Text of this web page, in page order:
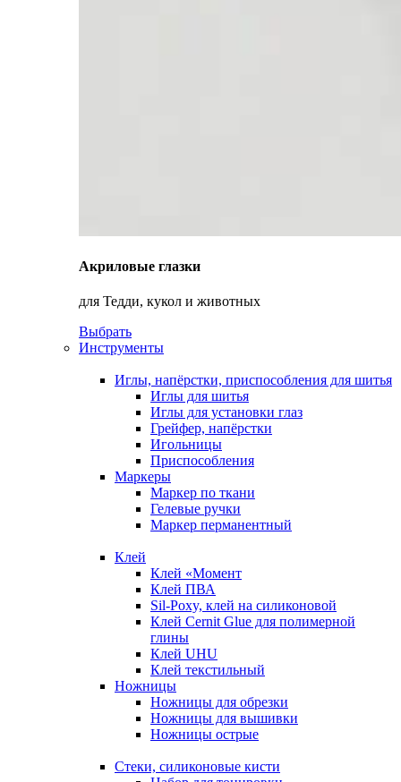
Акриловые глазки
для Тедди, кукол и животных
Выбрать
Инструменты
Иглы, напёрстки, приспособления для шитья
Иглы для шитья
Иглы для установки глаз
Грейфер, напёрстки
Игольницы
Приспособления
Маркеры
Маркер по ткани
Гелевые ручки
Маркер перманентный
Клей
Клей «Момент
Клей ПВА
Sil-Poxy, клей на силиконовой
Клей Cernit Glue для полимерной
глины
Клей UHU
Клей текстильный
Ножницы
Ножницы для обрезки
Ножницы для вышивки
Ножницы острые
Стеки, силиконовые кисти